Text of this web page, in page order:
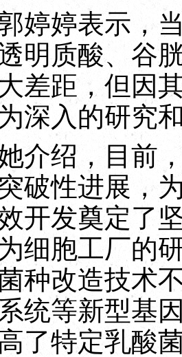
表示，当
明质酸、谷
差距，但因
深入的研究
绍，目前，
破性进展，
开发奠定了
细胞工厂的
种改造技术
统等新型基
了特定乳酸